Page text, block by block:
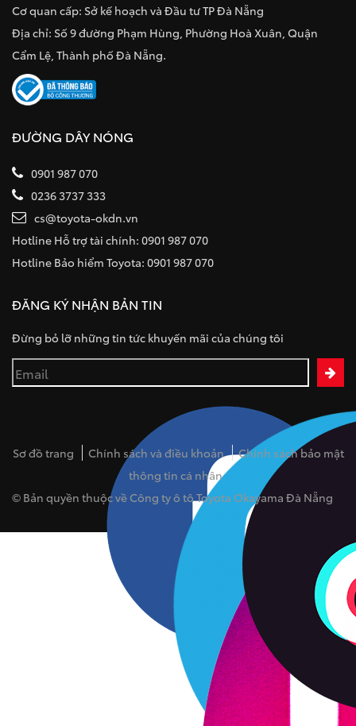
Cơ quan cấp: Sở kế hoạch và Đầu tư TP Đà Nẵng
Địa chỉ: Số 9 đường Phạm Hùng, Phường Hoà Xuân, Quận
Cẩm Lệ, Thành phố Đà Nẵng.
ĐƯỜNG DÂY NÓNG
0901 987 070
0236 3737 333
cs@toyota-okdn.vn
Hotline Hỗ trợ tài chính: 0901 987 070
Hotline Bảo hiểm Toyota: 0901 987 070
ĐĂNG KÝ NHẬN BẢN TIN
Đừng bỏ lỡ những tin tức khuyến mãi của chúng tôi
Sơ đồ trang Chính sách và điều khoản
Chính sách bảo mật
thông tin cá nhân
© Bản quyền thuộc về Công ty ô tô Toyota Okayama Đà Nẵng